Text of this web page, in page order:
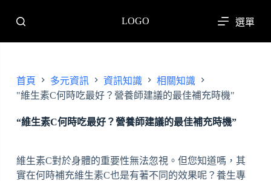
至
主
容
LOGO 選單
首頁 多元資訊 資訊知識
相關知識
"維生素C何時吃最好？營養師建議的最佳補充時機"
“維生素C何時吃最好？營養師建議的最佳補充時機”
維生素C對於身體的重要性無法忽視。但您知道嗎，其
實在何時補充維生素C也是有著不同的效果呢？養生專